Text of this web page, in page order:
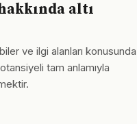
altı
ve ilgi alanları konusunda
tam anlamıyla